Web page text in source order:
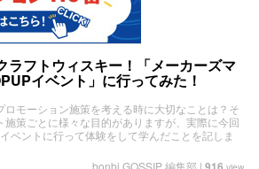
ラフトウィスキー！「メーカーズマ
イベント」に行ってみた！
ロモーション施策を考える時に大切なことは？そ
施策ごとに様々な目的がありますが、実際に今回
ベントに行って体験をして学んだことを記しま
bonbi GOSSIP 編集部 |